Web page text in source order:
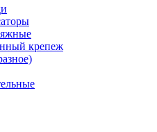
крепеж